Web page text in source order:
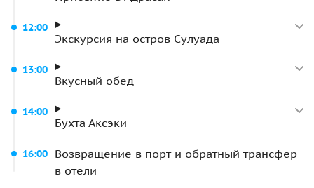
12:00
Экскурсия на остров Сулуада
13:00
Вкусный обед
14:00
Бухта Аксэки
16:00
Возвращение в порт и обратный трансфер
в отели